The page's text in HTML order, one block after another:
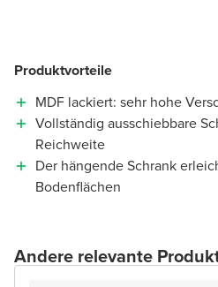
Produktvorteile
MDF lackiert: sehr hohe
Vollständig ausschiebbare
Reichweite
Der hängende Schrank
Bodenflächen
Andere relevante